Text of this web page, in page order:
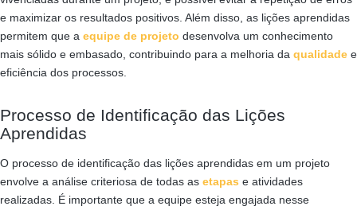
e maximizar os resultados positivos. Além disso, as lições aprendidas
permitem que a equipe de projeto desenvolva um conhecimento
mais sólido e embasado, contribuindo para a melhoria da qualidade e
eficiência dos processos.
Processo de Identificação das Lições
Aprendidas
O processo de identificação das lições aprendidas em um projeto
envolve a análise criteriosa de todas as etapas e atividades
realizadas. É importante que a equipe esteja engajada nesse